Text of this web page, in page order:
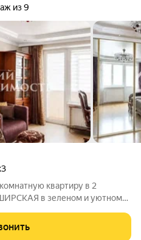
из 9
квартиру в 2
в зеленом и уютном
действительности! Кстати,